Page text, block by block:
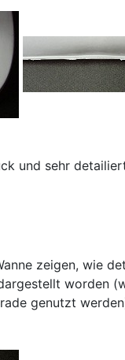
und sehr
zeigen, wie
worden
genutzt